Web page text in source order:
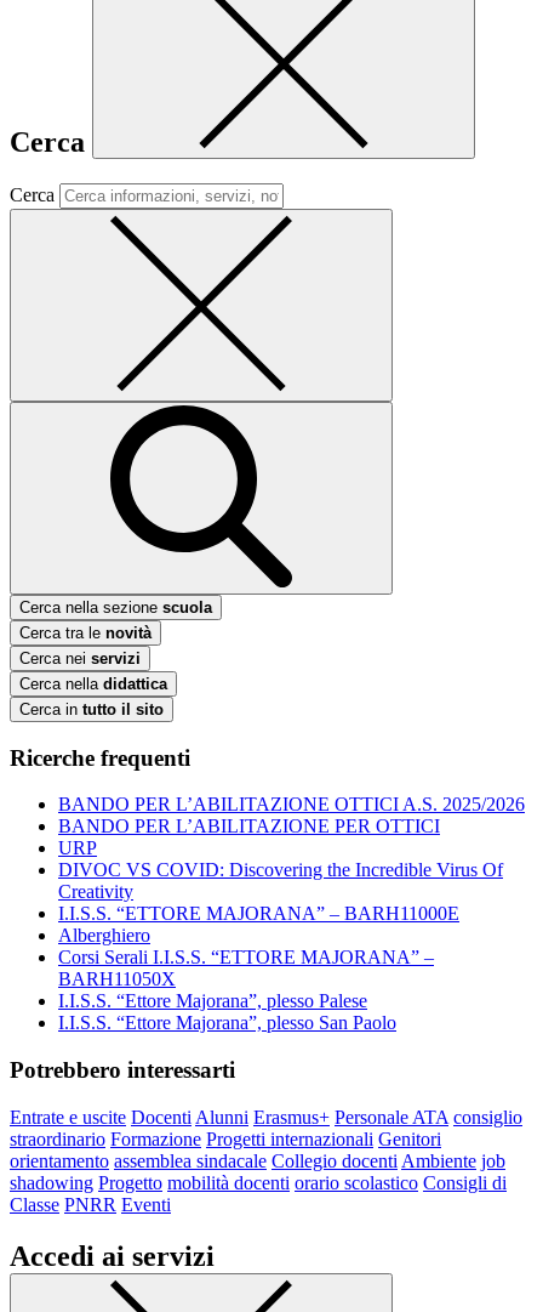
Cerca
Cerca
Cerca nella sezione scuola
Cerca tra le novità
Cerca nei servizi
Cerca nella didattica
Cerca in tutto il sito
Ricerche frequenti
BANDO PER L’ABILITAZIONE OTTICI A.S. 2025/2026
BANDO PER L’ABILITAZIONE PER OTTICI
URP
DIVOC VS COVID: Discovering the Incredible Virus Of
Creativity
I.I.S.S. “ETTORE MAJORANA” – BARH11000E
Alberghiero
Corsi Serali I.I.S.S. “ETTORE MAJORANA” –
BARH11050X
I.I.S.S. “Ettore Majorana”, plesso Palese
I.I.S.S. “Ettore Majorana”, plesso San Paolo
Potrebbero interessarti
Entrate e uscite Docenti Alunni Erasmus+ Personale ATA consiglio
straordinario Formazione Progetti internazionali Genitori
orientamento assemblea sindacale Collegio docenti Ambiente job
shadowing Progetto mobilità docenti orario scolastico Consigli di
Classe PNRR Eventi
Accedi ai servizi